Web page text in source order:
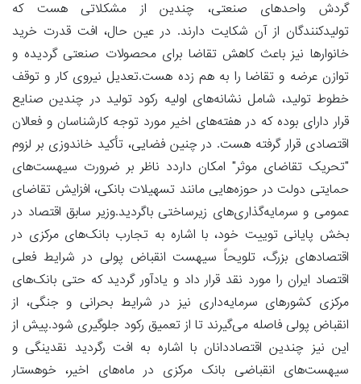
گردش واحدهای صنعتی، چندین از مشکلاتی هست که
تولیدکنندگان از آن شکایت دارند. در عین حال، افت قدرت خرید
خانوارها نیز باعث کاهش تقاضا برای محصولات صنعتی گردیده و
توازن عرضه و تقاضا را به هم زده هست.تعدیل نیروی کار و توقف
خطوط تولید، شامل نشانه‌های اولیه رکود تولید در چندین صنایع
قرار دارای بوده که در هفته‌های اخیر مورد توجه کارشناسان و فعالان
اقتصادی قرار گرفته هست. در چنین فضایی، تأکید خاندوزی بر لزوم
"تحریک تقاضای موثر" امکان داردد ناظر بر ضرورت سیهست‌های
حمایتی دولت در حوزه‌هایی مانند تسهیلات بانکی، افزایش تقاضای
عمومی و سرمایه‌گذاری‌های زیرساختی باگردید.وزیر سابق اقتصاد در
بخش پایانی توییت خود، با اشاره به تجارب بانک‌های مرکزی در
اقتصادهای بزرگ، تلویحاً سیهست انقباض پولی در شرایط فعلی
اقتصاد ایران را مورد نقد قرار داد و یادآور گردید که حتی بانک‌های
مرکزی کشورهای سرمایه‌داری نیز در شرایط بحرانی و جنگی، از
انقباض پولی فاصله می‌گیرند تا از تعمیق رکود جلوگیری شود.پیش از
این نیز چندین اقتصاددانان با اشاره به افت رگردید نقدینگی و
سیهست‌های انقباضی بانک مرکزی در ماه‌های اخیر، خوهستار